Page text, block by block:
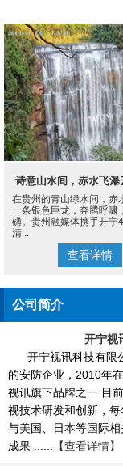
诗意山水间，赤水飞瀑
宁4K慢直播摄
在贵州的青山绿水间，赤
一条银色巨龙，奔腾呼啸
礴。贵州融媒体携手开宁
清...
查看详情
公司简介
开宁视
开宁视讯科技有限
的安防企业，2010年
视讯旗下品牌之一 目
视技术研发和创新，
与美国、日本等国际
成果 ......
【查看详情】